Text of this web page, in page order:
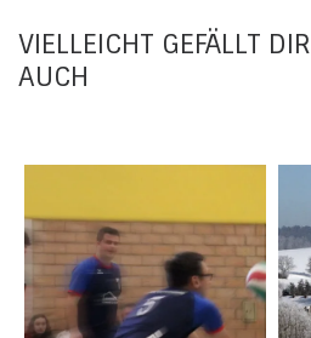
VIELLEICHT GEFÄLLT DIR
AUCH